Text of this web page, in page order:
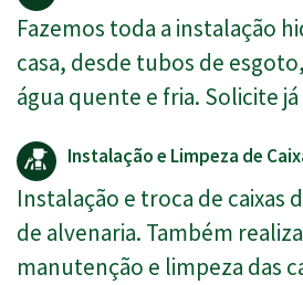
Fazemos toda a instalação
casa, desde tubos de
água quente e fria. Solicite
Instalação e Limpeza de
Instalação e troca de caixas
de alvenaria. Também
manutenção e limpeza das